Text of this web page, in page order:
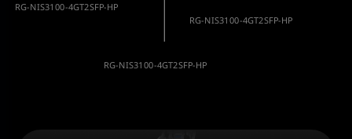
RG-NIS3100-4GT2SFP-HP
RG-NIS3100-4GT2SFP-HP
RG-NIS3100-4GT2SFP-HP